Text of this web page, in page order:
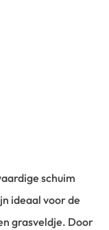
schuim
ideaal voor de
grasveldje. Door